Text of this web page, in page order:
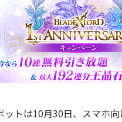
トは10月30日、スマホ向